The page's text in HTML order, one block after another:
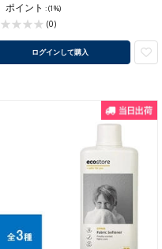
ポイント :(1%)
(0)
ログインして購入